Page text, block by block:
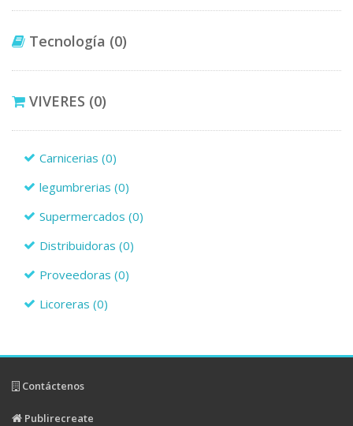
Tecnología (0)
VIVERES (0)
Carnicerias
(0)
legumbrerias
(0)
Supermercados
(0)
Distribuidoras
(0)
Proveedoras
(0)
Licoreras
(0)
Contáctenos
Publirecreate